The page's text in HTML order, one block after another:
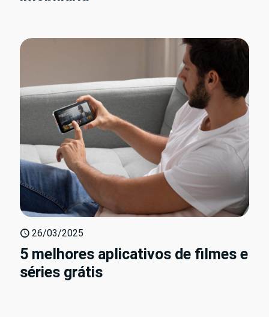
26/03/2025
5 melhores aplicativos de filmes e
séries grátis